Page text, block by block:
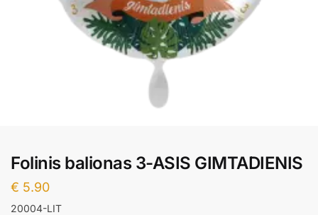
Folinis balionas 3-ASIS GIMTADIENIS
€ 5.90
20004-LIT